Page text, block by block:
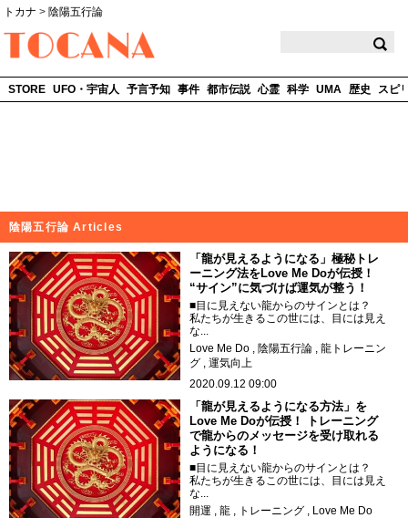
トカナ > 陰陽五行論
STORE UFO・宇宙人 予言予知 事件 都市伝説 心霊 科学 UMA 歴史 スピ
陰陽五行論 Articles
「龍が見えるようになる」極秘トレ
ーニング法をLove Me Doが伝授！
“サイン”に気づけば運気が整う！
■目に見えない龍からのサインとは？
私たちが生きるこの世には、目には見え
な...
Love Me Do
陰陽五行論
龍トレーニン
グ
運気向上
2020.09.12 09:00
「龍が見えるようになる方法」を
Love Me Doが伝授！ トレーニング
で龍からのメッセージを受け取れる
ようになる！
■目に見えない龍からのサインとは？
私たちが生きるこの世には、目には見え
な...
開運
龍 トレーニング
Love Me Do